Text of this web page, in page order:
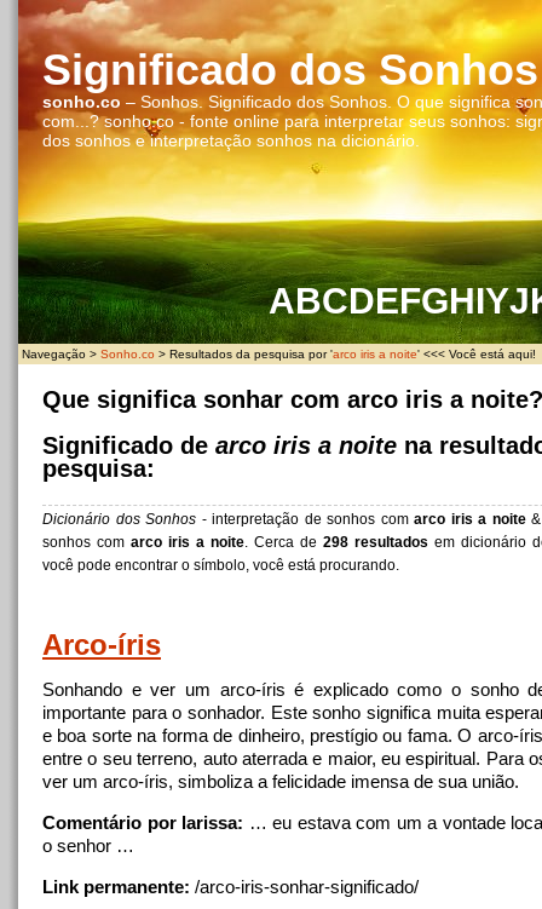
Significado dos Sonhos
sonho.co – Sonhos. Significado dos Sonhos. O que significa
com...? sonho.co - fonte online para interpretar seus sonhos:
dos sonhos e interpretação sonhos na dicionário.
ABCDEFGHIYJ
Navegação > Sonho.co > Resultados da pesquisa por 'arco iris a noite' <<< Você está aqui!
Que significa sonhar com arco iris a noite?
Significado de arco iris a noite na
pesquisa:
Dicionário dos Sonhos - interpretação de sonhos com arco iris a noite&
sonhos com arco iris a noite. Cerca de 298 resultados em dicionário
você pode encontrar o símbolo, você está procurando.
Arco-íris
Sonhando e ver um arco-íris é explicado como o sonho
importante para o sonhador. Este sonho significa muita
e boa sorte na forma de dinheiro, prestígio ou fama. O arco-
entre o seu terreno, auto aterrada e maior, eu espiritual. Para
ver um arco-íris, simboliza a felicidade imensa de sua união.
Comentário por larissa: … eu estava com um a vontade
o senhor …
Link permanente: /arco-iris-sonhar-significado/